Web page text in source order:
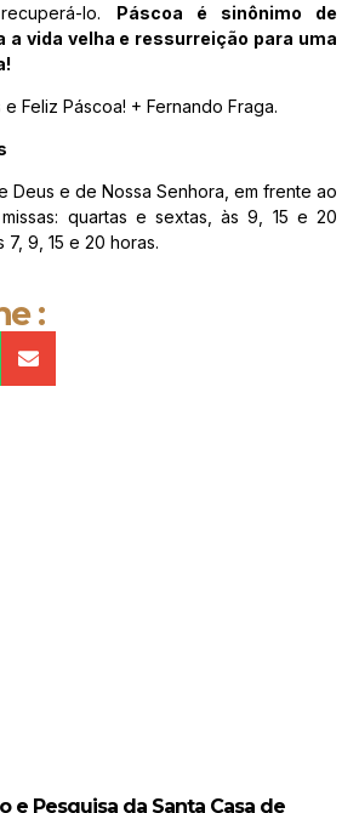
lo. Páscoa é sinônimo de
a vida velha e ressurreição para uma
Feliz Páscoa! + Fernando Fraga.
Deus e de Nossa Senhora, em frente ao
quartas e sextas, às 9, 15 e 20
9, 15 e 20 horas.
:
e Pesquisa da Santa Casa de